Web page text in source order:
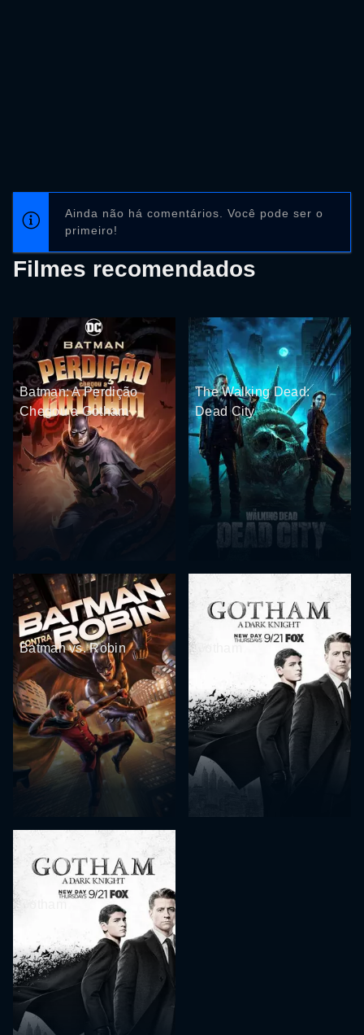
Ainda não há comentários. Você pode ser o
primeiro!
Filmes recomendados
Batman: A Perdição
Chegou a Gotham
The Walking Dead:
Dead City
Batman vs. Robin
Gotham